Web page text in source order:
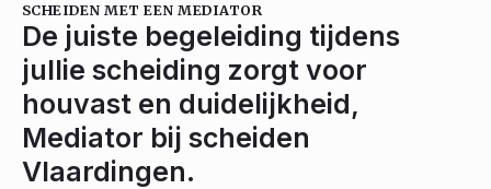
SCHEIDEN MET EEN MEDIATOR
De juiste begeleiding tijdens
jullie scheiding zorgt voor
houvast en duidelijkheid,
Mediator bij scheiden
Vlaardingen.